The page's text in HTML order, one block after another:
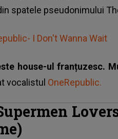
spatele pseudonimului
I Don't Wanna Wait
house-ul franțuzesc.
vocalistul ‪OneRepublic‬.